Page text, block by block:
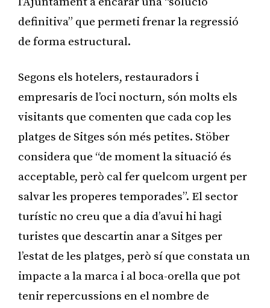
definitiva” que permeti frenar la regressió
de forma estructural.
Segons els hotelers, restauradors i
empresaris de l’oci nocturn, són molts els
visitants que comenten que cada cop les
platges de Sitges són més petites. Stöber
considera que “de moment la situació és
acceptable, però cal fer quelcom urgent per
salvar les properes temporades”. El sector
turístic no creu que a dia d’avui hi hagi
turistes que descartin anar a Sitges per
l’estat de les platges, però sí que constata un
impacte a la marca i al boca-orella que pot
tenir repercussions en el nombre de